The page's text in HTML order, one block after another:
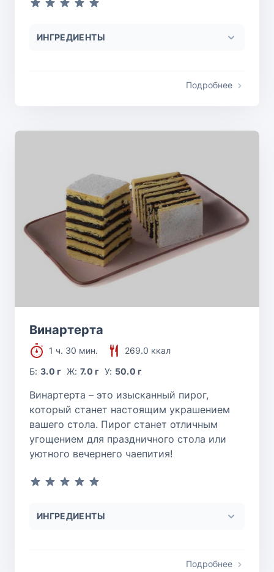
ИНГРЕДИЕНТЫ
Подробнее
Винартерта
1 ч. 30 мин.
269.0 ккал
Б:3.0 г Ж: 7.0 г У: 50.0 г
Винартерта – это изысканный пирог,
который станет настоящим украшением
вашего стола. Пирог станет отличным
угощением для праздничного стола или
уютного вечернего чаепития!
ИНГРЕДИЕНТЫ
Подробнее